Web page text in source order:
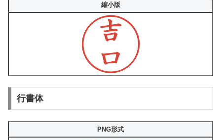
縮小版
行書体
PNG形式